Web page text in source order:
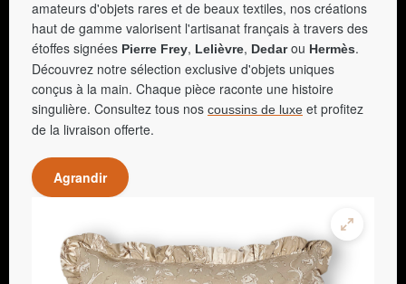
amateurs d'objets rares et de beaux textiles, nos créations
haut de gamme valorisent l'artisanat français à travers des
étoffes signées Pierre Frey, Lelièvre, Dedarou Hermès.
Découvrez notre sélection exclusive d'objets uniques
conçus à la main. Chaque pièce raconte une histoire
singulière. Consultez tous nos coussins de luxe et profitez
de la livraison offerte.
Agrandir